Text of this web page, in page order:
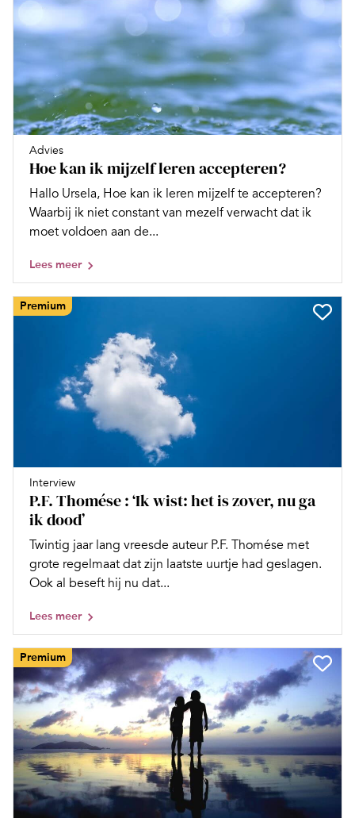
Advies
Hoe kan ik mijzelf leren accepteren?
Hallo Ursela, Hoe kan ik leren mijzelf te accepteren?
Waarbij ik niet constant van mezelf verwacht dat ik
moet voldoen aan de...
Lees meer
Premium
Interview
P.F. Thomése : ‘Ik wist: het is zover, nu ga
ik dood’
Twintig jaar lang vreesde auteur P.F. Thomése met
grote regelmaat dat zijn laatste uurtje had geslagen.
Ook al beseft hij nu dat...
Lees meer
Premium